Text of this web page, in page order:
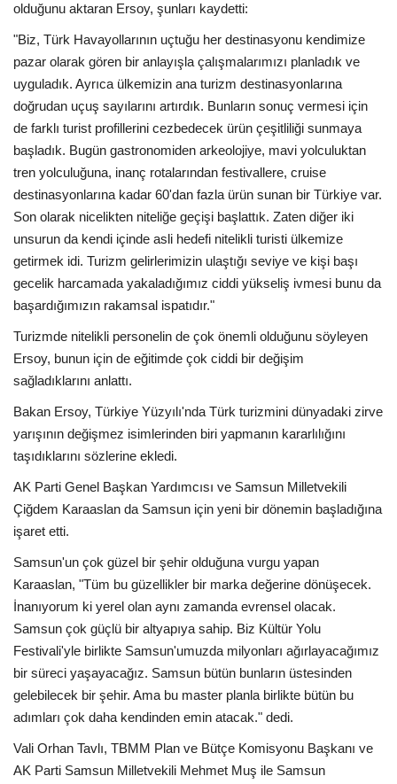
olduğunu aktaran Ersoy, şunları kaydetti:
"Biz, Türk Havayollarının uçtuğu her destinasyonu kendimize
pazar olarak gören bir anlayışla çalışmalarımızı planladık ve
uyguladık. Ayrıca ülkemizin ana turizm destinasyonlarına
doğrudan uçuş sayılarını artırdık. Bunların sonuç vermesi için
de farklı turist profillerini cezbedecek ürün çeşitliliği sunmaya
başladık. Bugün gastronomiden arkeolojiye, mavi yolculuktan
tren yolculuğuna, inanç rotalarından festivallere, cruise
destinasyonlarına kadar 60'dan fazla ürün sunan bir Türkiye var.
Son olarak nicelikten niteliğe geçişi başlattık. Zaten diğer iki
unsurun da kendi içinde asli hedefi nitelikli turisti ülkemize
getirmek idi. Turizm gelirlerimizin ulaştığı seviye ve kişi başı
gecelik harcamada yakaladığımız ciddi yükseliş ivmesi bunu da
başardığımızın rakamsal ispatıdır."
Turizmde nitelikli personelin de çok önemli olduğunu söyleyen
Ersoy, bunun için de eğitimde çok ciddi bir değişim
sağladıklarını anlattı.
Bakan Ersoy, Türkiye Yüzyılı'nda Türk turizmini dünyadaki zirve
yarışının değişmez isimlerinden biri yapmanın kararlılığını
taşıdıklarını sözlerine ekledi.
AK Parti Genel Başkan Yardımcısı ve Samsun Milletvekili
Çiğdem Karaaslan da Samsun için yeni bir dönemin başladığına
işaret etti.
Samsun'un çok güzel bir şehir olduğuna vurgu yapan
Karaaslan, "Tüm bu güzellikler bir marka değerine dönüşecek.
İnanıyorum ki yerel olan aynı zamanda evrensel olacak.
Samsun çok güçlü bir altyapıya sahip. Biz Kültür Yolu
Festivali'yle birlikte Samsun'umuzda milyonları ağırlayacağımız
bir süreci yaşayacağız. Samsun bütün bunların üstesinden
gelebilecek bir şehir. Ama bu master planla birlikte bütün bu
adımları çok daha kendinden emin atacak." dedi.
Vali Orhan Tavlı, TBMM Plan ve Bütçe Komisyonu Başkanı ve
AK Parti Samsun Milletvekili Mehmet Muş ile Samsun